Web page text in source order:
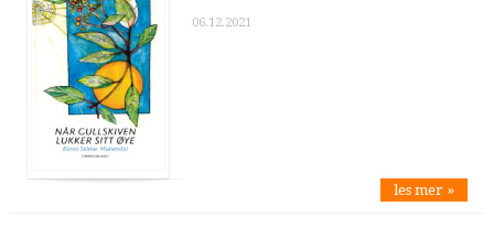
06.12.2021
les mer »